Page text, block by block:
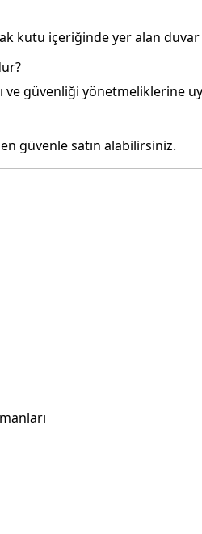
kutu içeriğinde yer alan
ve güvenliği yönetmeliklerine
güvenle satın alabilirsiniz.